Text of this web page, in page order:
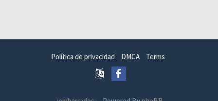
Política de privacidad DMCA Terms